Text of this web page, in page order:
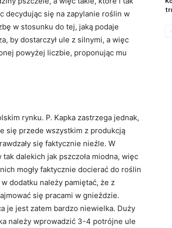
decydując się na zapylanie roślin w
w stosunku do tej, jaką podaje
by dostarczył ule z silnymi, a więc
powyżej liczbie, proponując mu
rynku. P. Kapka zastrzega jednak,
się przede wszystkim z produkcją
się faktycznie nieźle. W
dalekich jak pszczoła miodna, więc
mogły faktycznie docierać do roślin
dodatku należy pamiętać, że z
się pracami w gnieździe.
je jest zatem bardzo niewielka. Duży
należy wprowadzić 3-4 potrójne ule